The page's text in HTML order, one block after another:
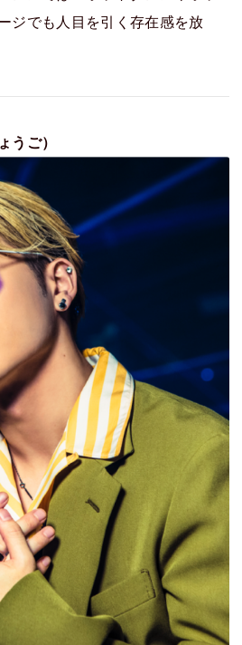
ジでも人目を引く存在感を放
うご）